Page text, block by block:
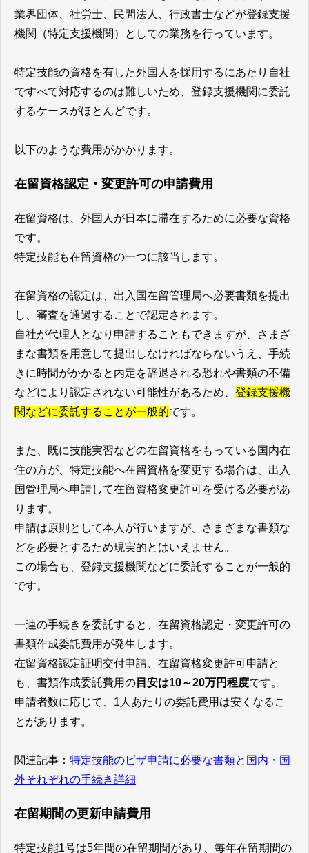
業界団体、社労士、民間法人、行政書士などが登録支援
機関（特定支援機関）としての業務を行っています。
特定技能の資格を有した外国人を採用するにあたり自社
ですべて対応するのは難しいため、登録支援機関に委託
するケースがほとんどです。
以下のような費用がかかります。
在留資格認定・変更許可の申請費用
在留資格は、外国人が日本に滞在するために必要な資格
です。
特定技能も在留資格の一つに該当します。
在留資格の認定は、出入国在留管理局へ必要書類を提出
し、審査を通過することで認定されます。
自社が代理人となり申請することもできますが、さまざ
まな書類を用意して提出しなければならないうえ、手続
きに時間がかかると内定を辞退される恐れや書類の不備
などにより認定されない可能性があるため、 登録支援機
関などに委託することが一般的です。
また、既に技能実習などの在留資格をもっている国内在
住の方が、特定技能へ在留資格を変更する場合は、出入
国管理局へ申請して在留資格変更許可を受ける必要があ
ります。
申請は原則として本人が行いますが、さまざまな書類な
どを必要とするため現実的とはいえません。
この場合も、登録支援機関などに委託することが一般的
です。
一連の手続きを委託すると、在留資格認定・変更許可の
書類作成委託費用が発生します。
在留資格認定証明交付申請、在留資格変更許可申請と
も、書類作成委託費用の 目安は10～20万円程度です。
申請者数に応じて、1人あたりの委託費用は安くなるこ
とがあります。
関連記事： 特定技能のビザ申請に必要な書類と国内・国
外それぞれの手続き詳細
在留期間の更新申請費用
特定技能1号は5年間の在留期間があり、毎年在留期間の